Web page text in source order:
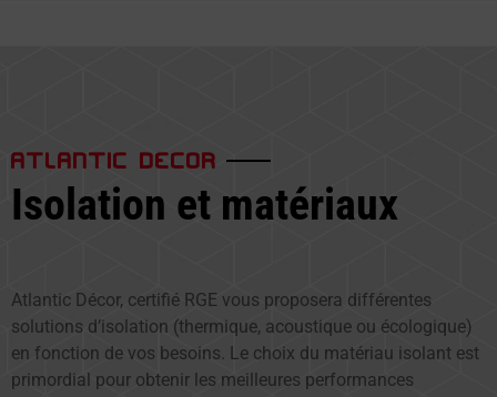
ATLANTIC DECOR
Isolation et matériaux
Atlantic Décor, certifié RGE vous proposera différentes
solutions d’isolation (thermique, acoustique ou écologique)
en fonction de vos besoins. Le choix du matériau isolant est
primordial pour obtenir les meilleures performances